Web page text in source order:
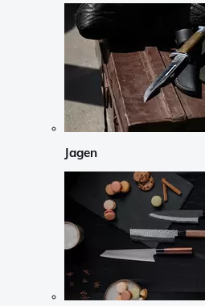
Jagen